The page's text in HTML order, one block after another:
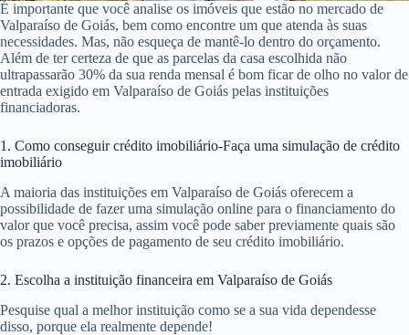
É importante que você analise os imóveis que estão no mercado de
Valparaíso de Goiás, bem como encontre um que atenda às suas
necessidades. Mas, não esqueça de mantê-lo dentro do orçamento.
Além de ter certeza de que as parcelas da casa escolhida não
ultrapassarão 30% da sua renda mensal é bom ficar de olho no valor de
entrada exigido em Valparaíso de Goiás pelas instituições
financiadoras.
1. Como conseguir crédito imobiliário-Faça uma simulação de crédito
imobiliário
A maioria das instituições em Valparaíso de Goiás oferecem a
possibilidade de fazer uma simulação online para o financiamento do
valor que você precisa, assim você pode saber previamente quais são
os prazos e opções de pagamento de seu crédito imobiliário.
2. Escolha a instituição financeira em Valparaíso de Goiás
Pesquise qual a melhor instituição como se a sua vida dependesse
disso, porque ela realmente depende!